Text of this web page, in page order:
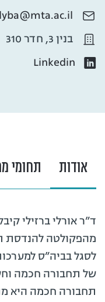
בנין 3, חדר 310
Linkedin
אודות תחומי
ד”ר אורלי ברזילי
מהפקולטה להנדסת
לסגל בביה”ס
של תחבורה חכמה
תחבורה חכמה היא